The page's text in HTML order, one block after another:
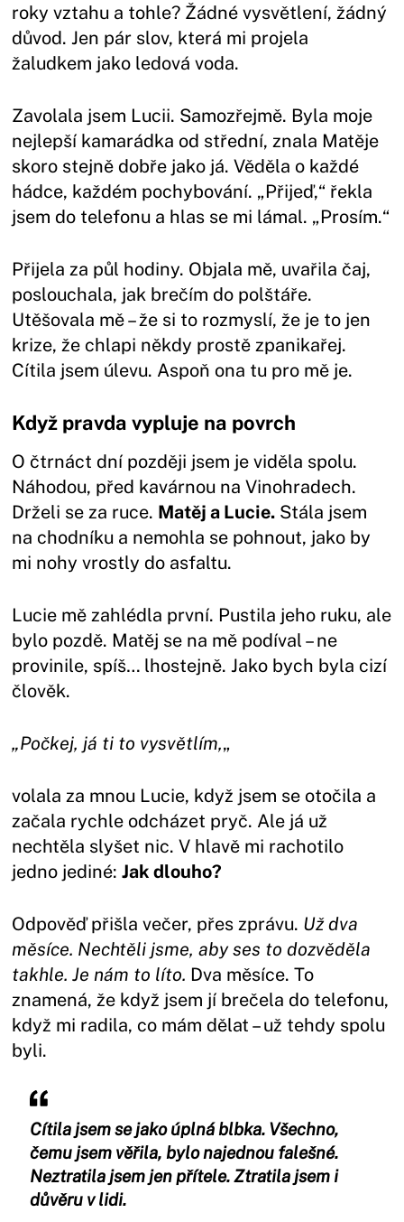
roky vztahu a tohle? Žádné vysvětlení, žádný
důvod. Jen pár slov, která mi projela
žaludkem jako ledová voda.
Zavolala jsem Lucii. Samozřejmě. Byla moje
nejlepší kamarádka od střední, znala Matěje
skoro stejně dobře jako já. Věděla o každé
hádce, každém pochybování. „Přijeď,“ řekla
jsem do telefonu a hlas se mi lámal. „Prosím.“
Přijela za půl hodiny. Objala mě, uvařila čaj,
poslouchala, jak brečím do polštáře.
Utěšovala mě – že si to rozmyslí, že je to jen
krize, že chlapi někdy prostě zpanikařej.
Cítila jsem úlevu. Aspoň ona tu pro mě je.
Když pravda vypluje na povrch
O čtrnáct dní později jsem je viděla spolu.
Náhodou, před kavárnou na Vinohradech.
Drželi se za ruce. Matěj a Lucie. Stála jsem
na chodníku a nemohla se pohnout, jako by
mi nohy vrostly do asfaltu.
Lucie mě zahlédla první. Pustila jeho ruku, ale
bylo pozdě. Matěj se na mě podíval – ne
provinile, spíš… lhostejně. Jako bych byla cizí
člověk.
„Počkej, já ti to vysvětlím,„
volala za mnou Lucie, když jsem se otočila a
začala rychle odcházet pryč. Ale já už
nechtěla slyšet nic. V hlavě mi rachotilo
jedno jediné:Jak dlouho?
Odpověď přišla večer, přes zprávu. Už dva
měsíce. Nechtěli jsme, aby ses to dozvěděla
takhle. Je nám to líto. Dva měsíce. To
znamená, že když jsem jí brečela do telefonu,
když mi radila, co mám dělat – už tehdy spolu
byli.
Cítila jsem se jako úplná blbka. Všechno,
čemu jsem věřila, bylo najednou falešné.
Neztratila jsem jen přítele. Ztratila jsem i
důvěru v lidi.